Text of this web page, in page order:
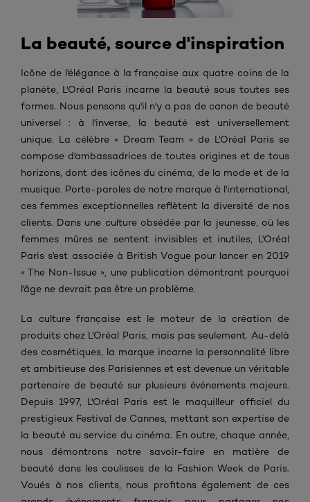
La beauté, source d'inspiration
Icône de l'élégance à la française aux quatre coins de la
planète, L'Oréal Paris incarne la beauté sous toutes ses
formes. Nous pensons qu'il n'y a pas de canon de beauté
universel : à l'inverse, la beauté est universellement
unique. La célèbre « Dream Team » de L'Oréal Paris se
compose d'ambassadrices de toutes origines et de tous
horizons, dont des icônes du cinéma, de la mode et de la
musique. Porte-paroles de notre marque à l'international,
ces femmes exceptionnelles reflètent la diversité de nos
clients. Dans une culture obsédée par la jeunesse, où les
femmes mûres se sentent invisibles et inutiles, L'Oréal
Paris s'est associée à British Vogue pour lancer en 2019
« The Non-Issue », une publication démontrant pourquoi
l'âge ne devrait pas être un problème.
La culture française est le moteur de la création de
produits chez L'Oréal Paris, mais pas seulement. Au-delà
des cosmétiques, la marque incarne la personnalité libre
et ambitieuse des Parisiennes et est devenue un véritable
partenaire de beauté sur plusieurs événements majeurs.
Depuis 1997, L'Oréal Paris est le maquilleur officiel du
prestigieux Festival de Cannes, mettant son expertise de
la beauté au service du cinéma. En outre, chaque année,
nous démontrons notre savoir-faire en matière de
beauté dans les coulisses de la Fashion Week de Paris.
Voués à nos clients, nous profitons également de ces